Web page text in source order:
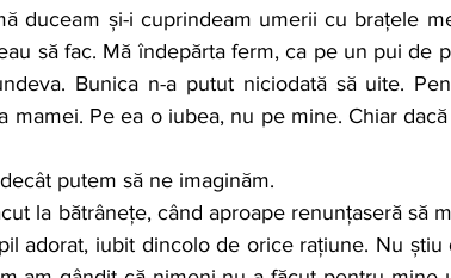
duceam și-i cuprindeam umerii cu brațele
să fac. Mă îndepărta ferm, ca pe un pui de
Bunica n-a putut niciodată să uite.
mamei. Pe ea o iubea, nu pe mine. Chiar
decât putem să ne imaginăm.
adorat, iubit dincolo de orice rațiune. Nu